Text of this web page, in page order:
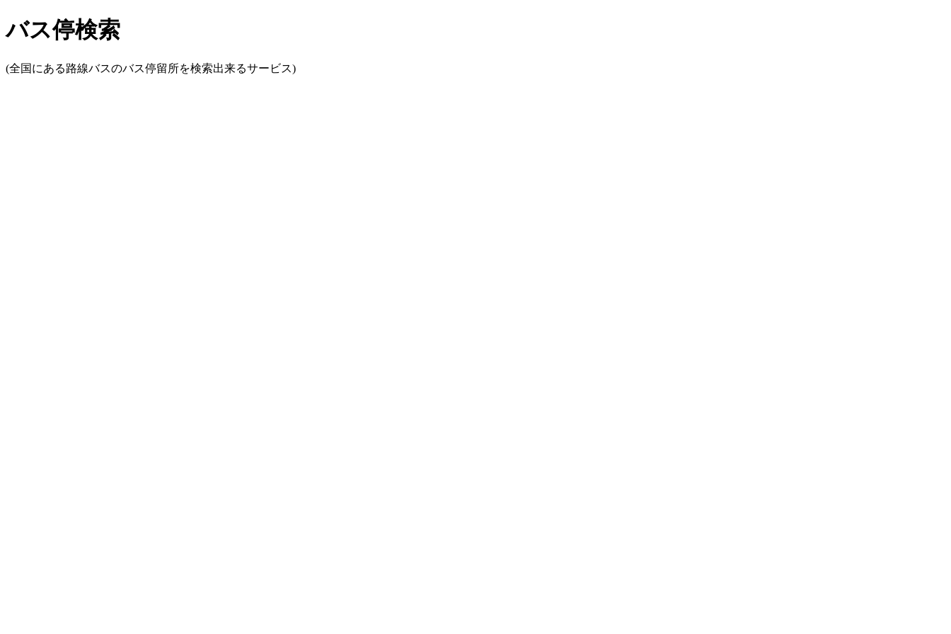
バス停検索
(全国にある路線バスのバス停留所を検索出来るサービス)